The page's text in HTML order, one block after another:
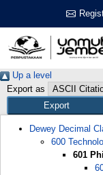
Up a level
Export as
Dewey Decimal
600
601